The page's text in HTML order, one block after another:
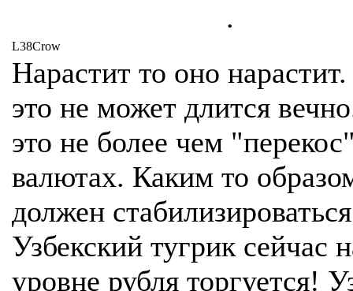
.
L38Crow
Нарастит то оно
это не может длится
это не более чем
валютах. Каким то
должен
Узбекский тугрик сейчас
уровне рубля торгуется!